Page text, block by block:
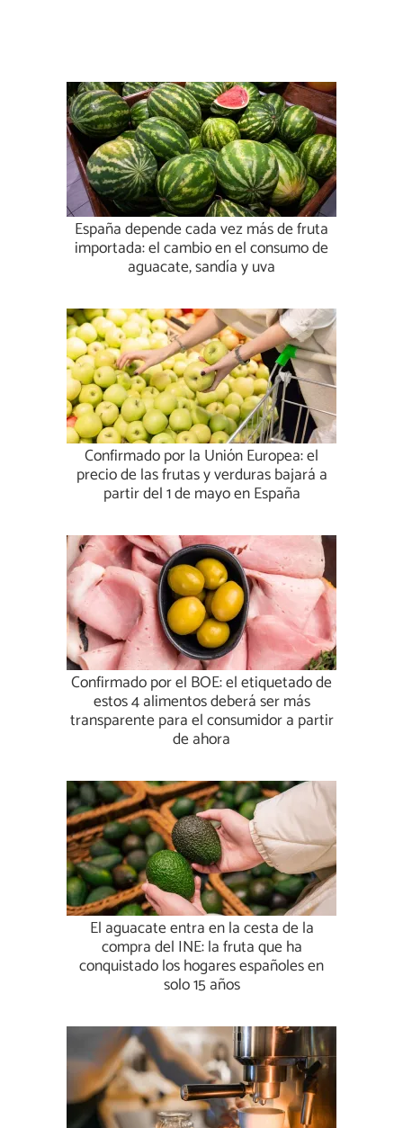
España depende cada vez más de fruta
importada: el cambio en el consumo de
aguacate, sandía y uva
Confirmado por la Unión Europea: el
precio de las frutas y verduras bajará a
partir del 1 de mayo en España
Confirmado por el BOE: el etiquetado de
estos 4 alimentos deberá ser más
transparente para el consumidor a partir
de ahora
El aguacate entra en la cesta de la
compra del INE: la fruta que ha
conquistado los hogares españoles en
solo 15 años